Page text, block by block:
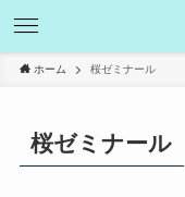
ホーム 桜ゼミナール
桜ゼミナール